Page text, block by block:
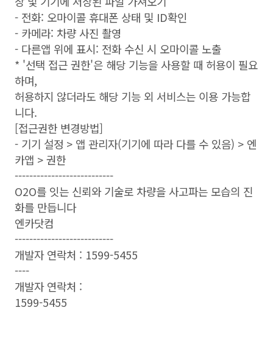
- 전화: 오마이콜 휴대폰 상태 및 ID확인
- 카메라: 차량 사진 촬영
- 다른앱 위에 표시: 전화 수신 시 오마이콜 노출
* '선택 접근 권한'은 해당 기능을 사용할 때 허용이 필요
하며,
허용하지 않더라도 해당 기능 외 서비스는 이용 가능합
니다.
[접근권한 변경방법]
- 기기 설정 > 앱 관리자(기기에 따라 다를 수 있음) > 엔
카앱 > 권한
---------------------------
O2O를 잇는 신뢰와 기술로 차량을 사고파는 모습의 진
화를 만듭니다
엔카닷컴
---------------------------
개발자 연락처 : 1599-5455
----
개발자 연락처 :
1599-5455